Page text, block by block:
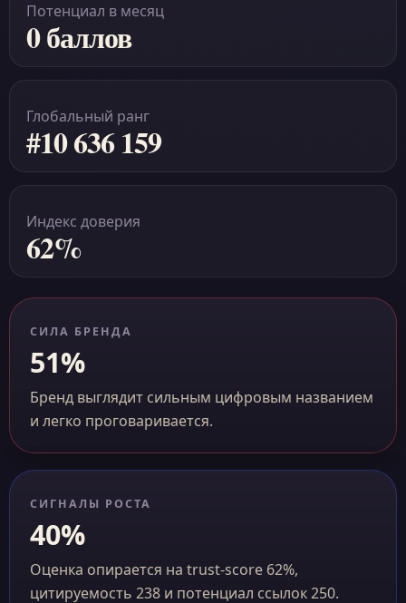
Потенциал в месяц
0 баллов
Глобальный ранг
#10 636 159
Индекс доверия
62%
СИЛА БРЕНДА
51%
Бренд выглядит сильным цифровым названием
и легко проговаривается.
СИГНАЛЫ РОСТА
40%
Оценка опирается на trust-score 62%,
цитируемость 238 и потенциал ссылок 250.